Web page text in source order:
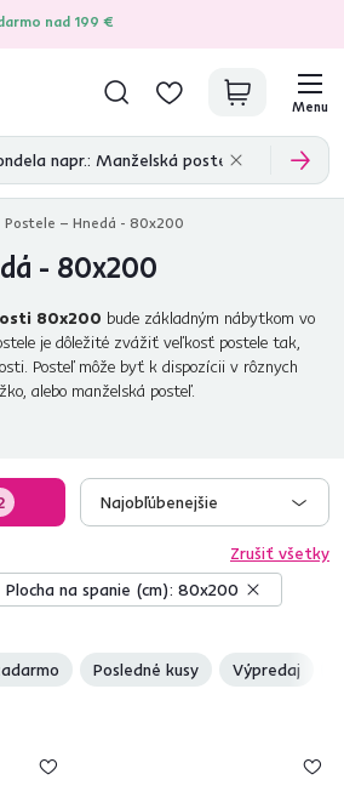
nad 199 €
285overených produktových recenzií
Menu
Postele – Hnedá - 80x200
- 80x200
80x200 bude základným nábytkom vo
je dôležité zvážiť veľkosť postele tak,
Posteľ môže byť k dispozícii v rôznych
alebo manželská posteľ.
Najobľúbenejšie
Posledné kusy Výpredaj
Zrušiť všetky
Plocha na spanie (cm): 80x200